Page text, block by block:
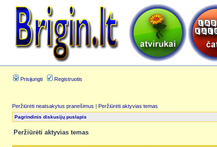
Prisijungti Registruotis
Peržiūrėti neatsakytus pranešimus | Peržiūrėti aktyvias temas
Pagrindinis diskusijų puslapis
Peržiūrėti aktyvias temas